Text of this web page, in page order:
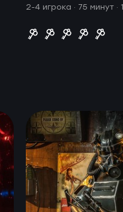
2-4 игрока · 75 минут ·